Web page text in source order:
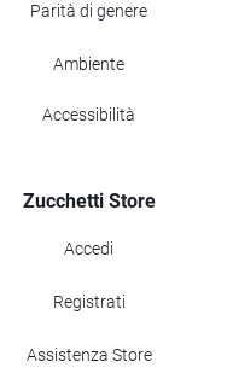
Parità di genere
Ambiente
Accessibilità
Zucchetti Store
Accedi
Registrati
Assistenza Store